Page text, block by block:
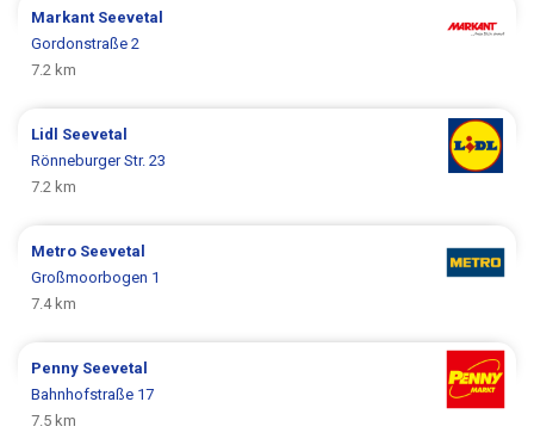
Markant Seevetal
Gordonstraße 2
7.2 km
Lidl Seevetal
Rönneburger Str. 23
7.2 km
Metro Seevetal
Großmoorbogen 1
7.4 km
Penny Seevetal
Bahnhofstraße 17
7.5 km